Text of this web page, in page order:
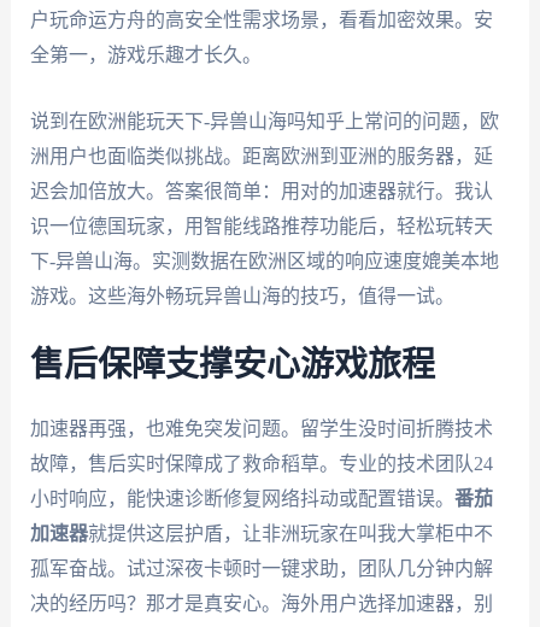
户玩命运方舟的高安全性需求场景，看看加密效果。安
全第一，游戏乐趣才长久。
说到在欧洲能玩天下-异兽山海吗知乎上常问的问题，欧
洲用户也面临类似挑战。距离欧洲到亚洲的服务器，延
迟会加倍放大。答案很简单：用对的加速器就行。我认
识一位德国玩家，用智能线路推荐功能后，轻松玩转天
下-异兽山海。实测数据在欧洲区域的响应速度媲美本地
游戏。这些海外畅玩异兽山海的技巧，值得一试。
售后保障支撑安心游戏旅程
加速器再强，也难免突发问题。留学生没时间折腾技术
故障，售后实时保障成了救命稻草。专业的技术团队24
小时响应，能快速诊断修复网络抖动或配置错误。 番茄
加速器就提供这层护盾，让非洲玩家在叫我大掌柜中不
孤军奋战。试过深夜卡顿时一键求助，团队几分钟内解
决的经历吗？那才是真安心。海外用户选择加速器，别